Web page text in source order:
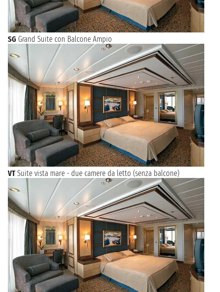
SG Grand Suite con Balcone Ampio
VT Suite vista mare - due camere da letto (senza balcone)